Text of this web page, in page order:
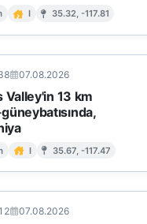
I 35.32, -117.81
07.08.2026
Valley'in 13 km
I 35.67, -117.47
07.08.2026